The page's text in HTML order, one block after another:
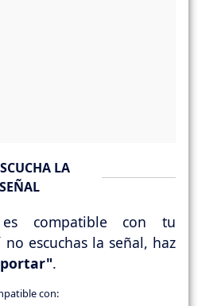
LA
SEÑAL
compatible con tu
escuchas la señal, haz
.
con: